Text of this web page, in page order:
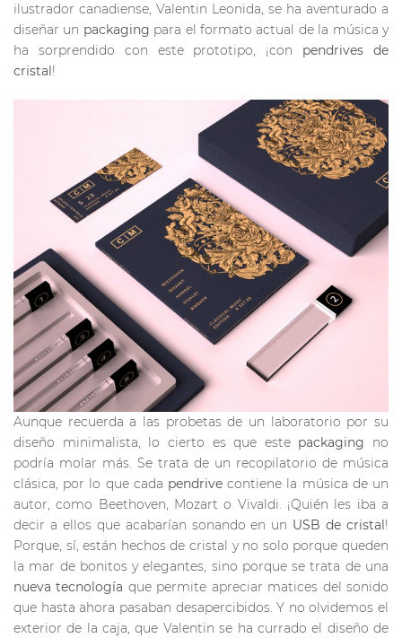
ilustrador canadiense, Valentin Leonida, se ha aventurado a
diseñar un packaging para el formato actual de la música y
ha sorprendido con este prototipo, ¡con pendrives de
cristal!
Aunque recuerda a las probetas de un laboratorio por su
diseño minimalista, lo cierto es que este packaging no
podría molar más. Se trata de un recopilatorio de música
clásica, por lo que cada pendrive contiene la música de un
autor, como Beethoven, Mozart o Vivaldi. ¡Quién les iba a
decir a ellos que acabarían sonando en un USB de cristal !
Porque, sí, están hechos de cristal y no solo porque queden
la mar de bonitos y elegantes, sino porque se trata de una
nueva tecnología que permite apreciar matices del sonido
que hasta ahora pasaban desapercibidos. Y no olvidemos el
exterior de la caja, que Valentin se ha currado el diseño de